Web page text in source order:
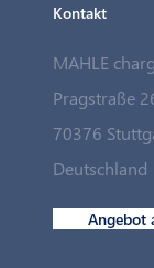
Kontakt
MAHLE
Pragstraße
70376
Deutschland
Angebot